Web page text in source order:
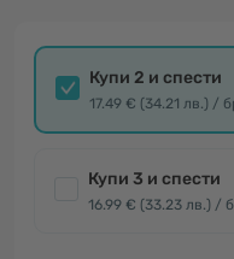
Купи 2 и спести
17.49 € (34.21 лв.) /
Купи 3 и спести
16.99 € (33.23 лв.) /